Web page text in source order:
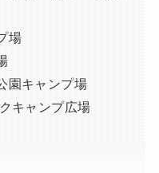
場
園キャンプ場
キャンプ広場